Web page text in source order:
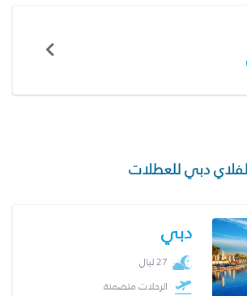
دبي للعطلات
دبي
27 ليال
الرحلات متضمنة